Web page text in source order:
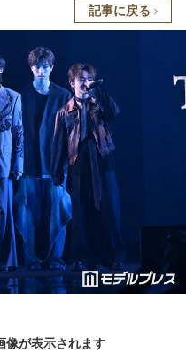
記事に戻る
像が表示されます